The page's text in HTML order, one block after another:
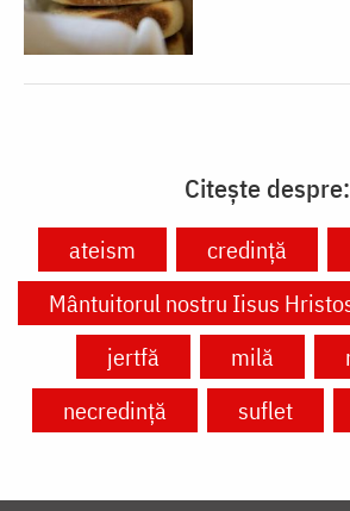
Citește despre:
ateism credință
Mântuitorul nostru Iisus
jertfă
milă
necredință
suflet